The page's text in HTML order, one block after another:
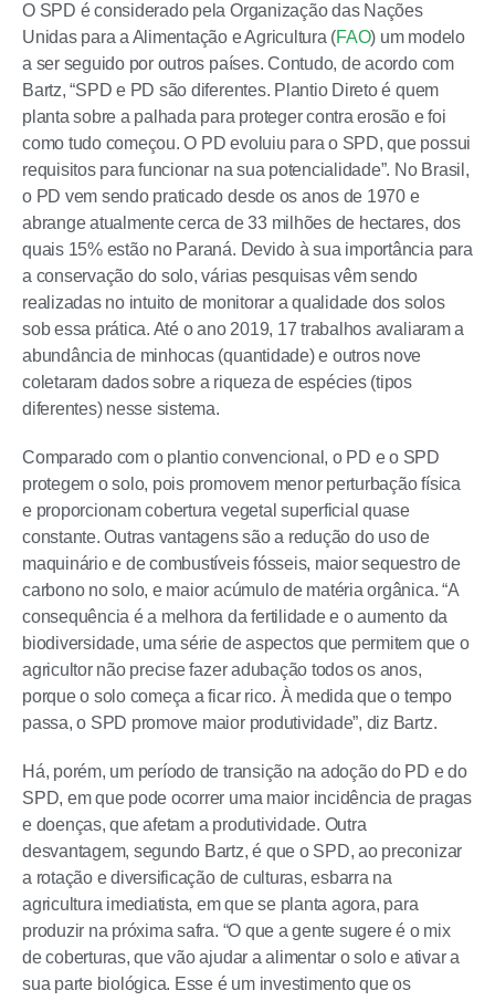
O SPD é considerado pela Organização das Nações
Unidas para a Alimentação e Agricultura (FAO) um modelo
a ser seguido por outros países. Contudo, de acordo com
Bartz, “SPD e PD são diferentes. Plantio Direto é quem
planta sobre a palhada para proteger contra erosão e foi
como tudo começou. O PD evoluiu para o SPD, que possui
requisitos para funcionar na sua potencialidade”. No Brasil,
o PD vem sendo praticado desde os anos de 1970 e
abrange atualmente cerca de 33 milhões de hectares, dos
quais 15% estão no Paraná. Devido à sua importância para
a conservação do solo, várias pesquisas vêm sendo
realizadas no intuito de monitorar a qualidade dos solos
sob essa prática. Até o ano 2019, 17 trabalhos avaliaram a
abundância de minhocas (quantidade) e outros nove
coletaram dados sobre a riqueza de espécies (tipos
diferentes) nesse sistema.
Comparado com o plantio convencional, o PD e o SPD
protegem o solo, pois promovem menor perturbação física
e proporcionam cobertura vegetal superficial quase
constante. Outras vantagens são a redução do uso de
maquinário e de combustíveis fósseis, maior sequestro de
carbono no solo, e maior acúmulo de matéria orgânica. “A
consequência é a melhora da fertilidade e o aumento da
biodiversidade, uma série de aspectos que permitem que o
agricultor não precise fazer adubação todos os anos,
porque o solo começa a ficar rico. À medida que o tempo
passa, o SPD promove maior produtividade”, diz Bartz.
Há, porém, um período de transição na adoção do PD e do
SPD, em que pode ocorrer uma maior incidência de pragas
e doenças, que afetam a produtividade. Outra
desvantagem, segundo Bartz, é que o SPD, ao preconizar
a rotação e diversificação de culturas, esbarra na
agricultura imediatista, em que se planta agora, para
produzir na próxima safra. “O que a gente sugere é o mix
de coberturas, que vão ajudar a alimentar o solo e ativar a
sua parte biológica. Esse é um investimento que os